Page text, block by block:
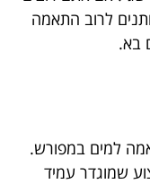
לרוב התאמה
בא.
למים במפורש.
שמוגדר עמיד